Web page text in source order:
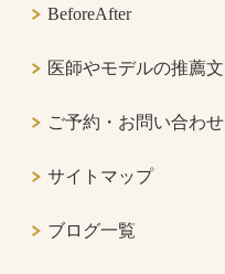
BeforeAfter
医師やモデルの推薦文
ご予約・お問い合わせ
サイトマップ
ブログ一覧